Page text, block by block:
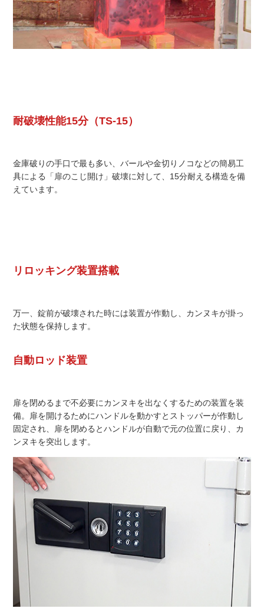
耐破壊性能15分（TS-15）
金庫破りの手口で最も多い、バールや金切りノコなどの簡易工
具による「扉のこじ開け」破壊に対して、15分耐える構造を備
えています。
リロッキング装置搭載
万一、錠前が破壊された時には装置が作動し、カンヌキが掛っ
た状態を保持します。
自動ロッド装置
扉を閉めるまで不必要にカンヌキを出なくするための装置を装
備。扉を開けるためにハンドルを動かすとストッパーが作動し
固定され、扉を閉めるとハンドルが自動で元の位置に戻り、カ
ンヌキを突出します。